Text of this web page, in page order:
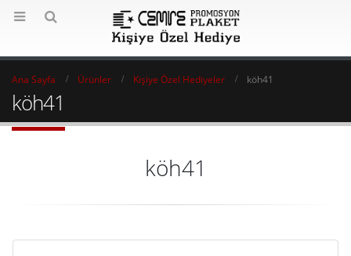
Ana Sayfa Ürünler Kişiye Özel Hediyeler köh41
köh41
köh41